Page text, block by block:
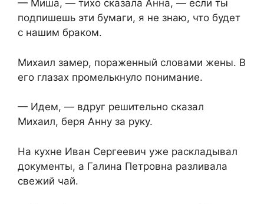
— Миша, — тихо сказала Анна, — если ты
подпишешь эти бумаги, я не знаю, что будет
с нашим браком.
Михаил замер, пораженный словами жены. В
его глазах промелькнуло понимание.
— Идем, — вдруг решительно сказал
Михаил, беря Анну за руку.
На кухне Иван Сергеевич уже раскладывал
документы, а Галина Петровна разливала
свежий чай.